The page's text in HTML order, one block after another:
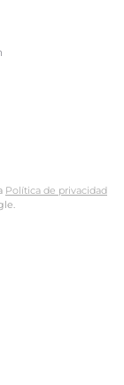
Política de privacidad